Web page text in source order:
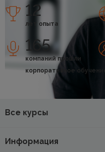
12
лет опыта
165
компаний прошли
корпоративное обучение
Все курсы
Информация